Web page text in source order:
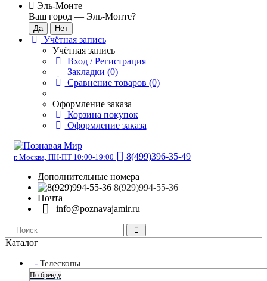
Эль-Монте
Ваш город — Эль-Монте?
Учётная запись
Учётная запись
Вход / Регистрация
Закладки (0)
Сравнение товаров (0)
Оформление заказа
Корзина покупок
Оформление заказа
г. Москва, ПН-ПТ 10:00-19:00
8(499)396-35-49
Дополнительные номера
8(929)994-55-36
Почта
info@poznavajamir.ru
Каталог
+- Телескопы
По бренду